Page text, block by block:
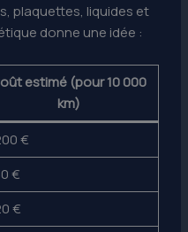
plaquettes, liquides et
donne une idée :
estimé (pour 10 000
km)
€
€
€